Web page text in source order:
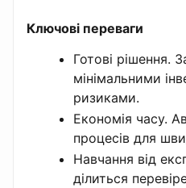
Ключові переваги
Готові рішення.
мінімальними
ризиками.
Економія часу.
процесів для
Навчання від
ділиться